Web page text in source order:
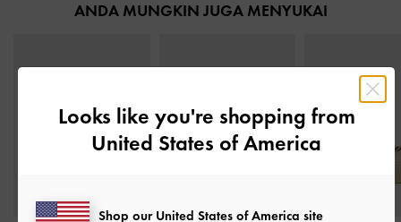
ANDA MUNGKIN JUGA MENYUKAI
Looks like you're shopping from
United States of America
Shop our United States of America site